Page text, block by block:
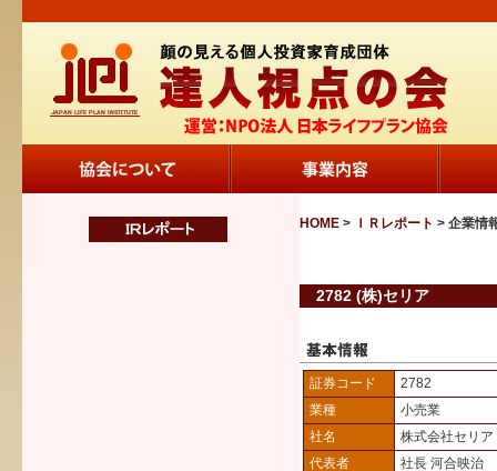
HOME > ＩＲレポート > 企業情
2782 (株)セリア
証券コード
2782
業種
小売業
社名
株式会社セリア
代表者
社長 河合映治